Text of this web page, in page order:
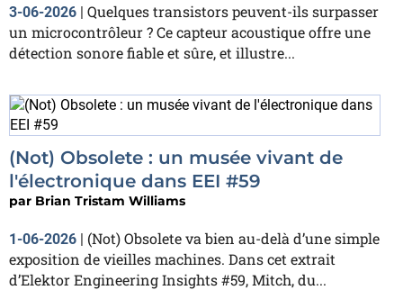
3-06-2026 | Quelques transistors peuvent-ils surpasser
un microcontrôleur ? Ce capteur acoustique offre une
détection sonore fiable et sûre, et illustre...
(Not) Obsolete : un musée vivant de
l'électronique dans EEI #59
par Brian Tristam Williams
1-06-2026 | (Not) Obsolete va bien au-delà d’une simple
exposition de vieilles machines. Dans cet extrait
d’Elektor Engineering Insights #59, Mitch, du...